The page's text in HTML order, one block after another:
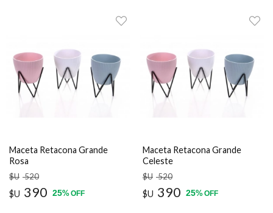
Maceta Retacona Grande
Rosa
$U 520
$U 390 25%OFF
Maceta Retacona Grande
Celeste
$U 520
$U 390 25%OFF